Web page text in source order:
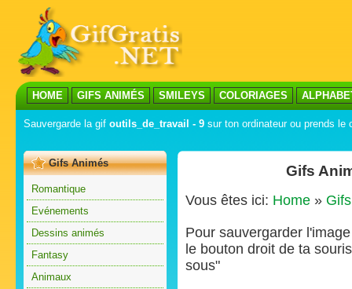
HOME GIFS ANIMÉS SMILEYS COLORIAGES
Sauvergarde la gif outils_de_travail - 9 sur ton ordinateur ou prends le
Gifs Animés
Romantique
Evénements
Dessins animés
Fantasy
Animaux
Gifs
Vous êtes ici: Home »
Pour sauvergarder
le bouton droit de ta
sous"